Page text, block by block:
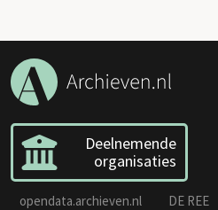
Deelnemende
organisaties
opendata.archieven.nl DE REE